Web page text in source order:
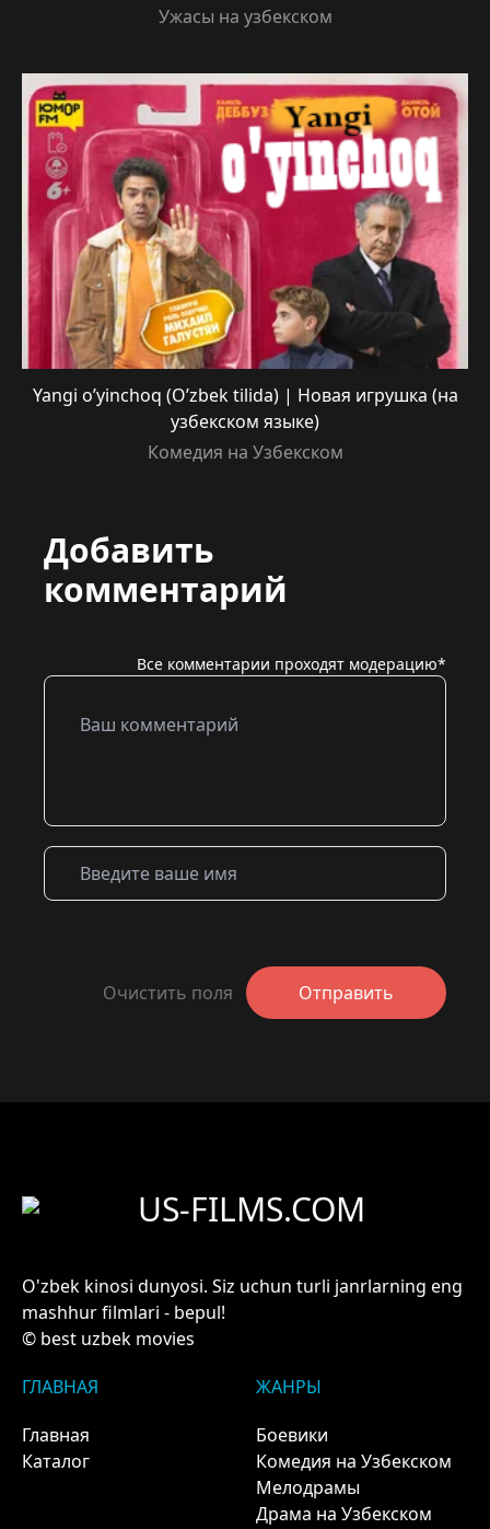
Ужасы на узбекском
Yangi o’yinchoq (O’zbek tilida) | Новая игрушка (на
узбекском языке)
Комедия на Узбекском
Добавить
комментарий
Все комментарии проходят модерацию*
Очистить поля Отправить
US-FILMS.COM
O'zbek kinosi dunyosi. Siz uchun turli janrlarning eng
mashhur filmlari - bepul!
© best uzbek movies
ГЛАВНАЯ
Главная
Каталог
ЖАНРЫ
Боевики
Комедия на Узбекском
Мелодрамы
Драма на Узбекском